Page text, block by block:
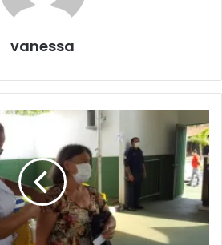
vanessa